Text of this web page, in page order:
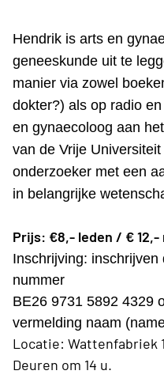
Hendrik is arts en
geneeskunde uit te
manier via zowel
dokter?) als op radio
en gynaecoloog aan
van de Vrije
onderzoeker met een
in belangrijke
Prijs: €8,- leden / €
Inschrijving:
nummer
BE26 9731 5892 4329
vermelding naam
Locatie: Wattenfabriek
Deuren om 14 u.